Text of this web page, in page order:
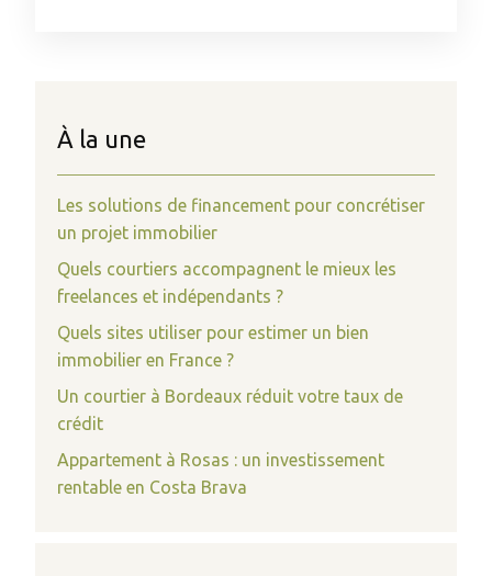
À la une
Les solutions de financement pour concrétiser
un projet immobilier
Quels courtiers accompagnent le mieux les
freelances et indépendants ?
Quels sites utiliser pour estimer un bien
immobilier en France ?
Un courtier à Bordeaux réduit votre taux de
crédit
Appartement à Rosas : un investissement
rentable en Costa Brava